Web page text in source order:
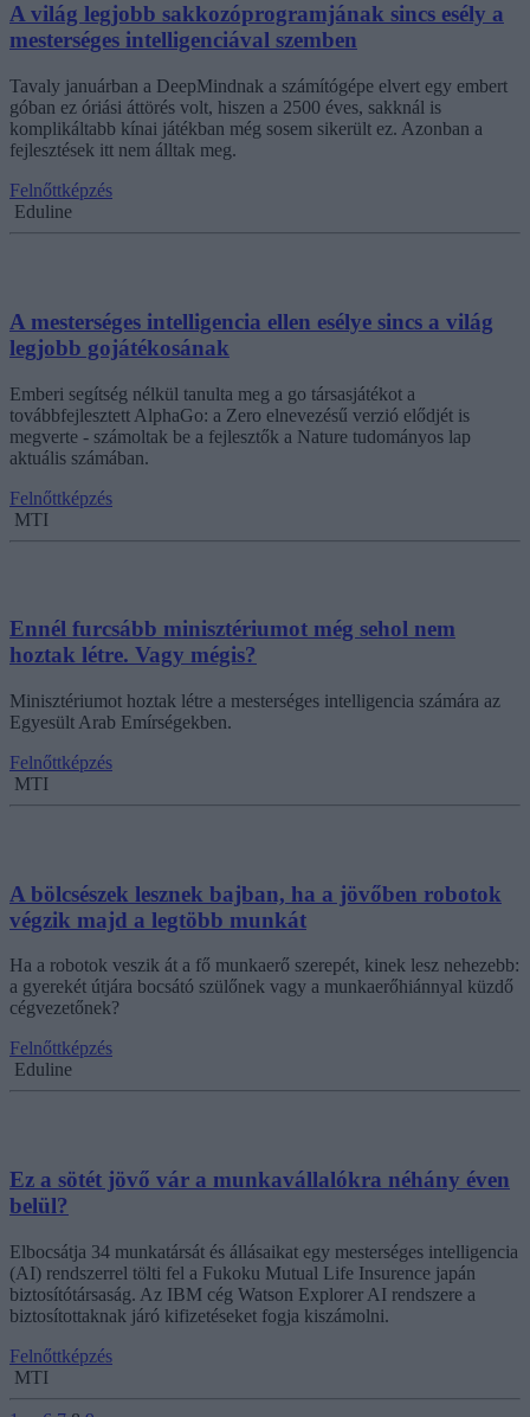
A világ legjobb sakkozóprogramjának sincs esély a
mesterséges intelligenciával szemben
Tavaly januárban a DeepMindnak a számítógépe elvert egy embert
góban ez óriási áttörés volt, hiszen a 2500 éves, sakknál is
komplikáltabb kínai játékban még sosem sikerült ez. Azonban a
fejlesztések itt nem álltak meg.
Felnőttképzés
Eduline
A mesterséges intelligencia ellen esélye sincs a világ
legjobb gojátékosának
Emberi segítség nélkül tanulta meg a go társasjátékot a
továbbfejlesztett AlphaGo: a Zero elnevezésű verzió elődjét is
megverte - számoltak be a fejlesztők a Nature tudományos lap
aktuális számában.
Felnőttképzés
MTI
Ennél furcsább minisztériumot még sehol nem
hoztak létre. Vagy mégis?
Minisztériumot hoztak létre a mesterséges intelligencia számára az
Egyesült Arab Emírségekben.
Felnőttképzés
MTI
A bölcsészek lesznek bajban, ha a jövőben robotok
végzik majd a legtöbb munkát
Ha a robotok veszik át a fő munkaerő szerepét, kinek lesz nehezebb:
a gyerekét útjára bocsátó szülőnek vagy a munkaerőhiánnyal küzdő
cégvezetőnek?
Felnőttképzés
Eduline
Ez a sötét jövő vár a munkavállalókra néhány éven
belül?
Elbocsátja 34 munkatársát és állásaikat egy mesterséges intelligencia
(AI) rendszerrel tölti fel a Fukoku Mutual Life Insurence japán
biztosítótársaság. Az IBM cég Watson Explorer AI rendszere a
biztosítottaknak járó kifizetéseket fogja kiszámolni.
Felnőttképzés
MTI